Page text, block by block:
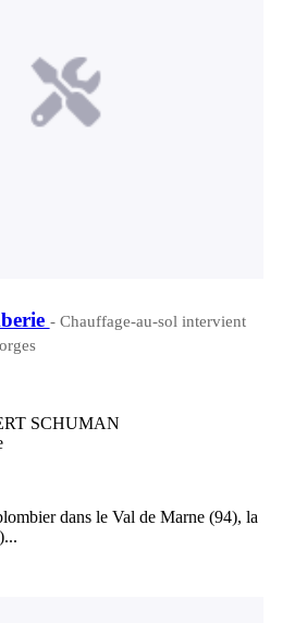
- Chauffage-au-sol intervient
SCHUMAN
dans le Val de Marne (94), la